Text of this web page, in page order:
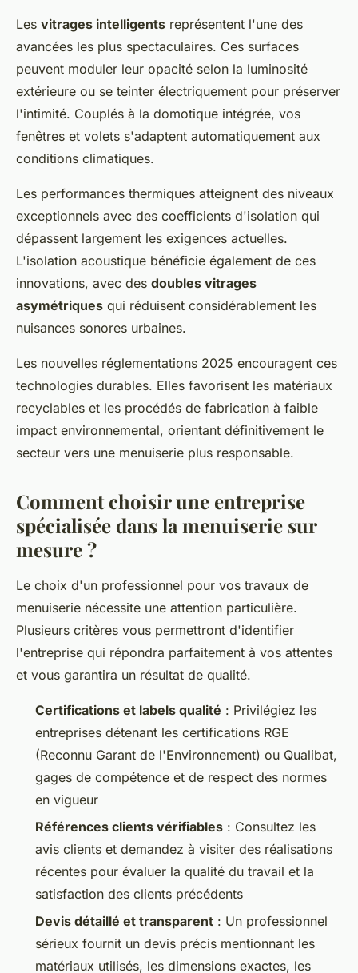
Les vitrages intelligents représentent l'une des
avancées les plus spectaculaires. Ces surfaces
peuvent moduler leur opacité selon la luminosité
extérieure ou se teinter électriquement pour préserver
l'intimité. Couplés à la domotique intégrée, vos
fenêtres et volets s'adaptent automatiquement aux
conditions climatiques.
Les performances thermiques atteignent des niveaux
exceptionnels avec des coefficients d'isolation qui
dépassent largement les exigences actuelles.
L'isolation acoustique bénéficie également de ces
innovations, avec des doubles vitrages
asymétriques qui réduisent considérablement les
nuisances sonores urbaines.
Les nouvelles réglementations 2025 encouragent ces
technologies durables. Elles favorisent les matériaux
recyclables et les procédés de fabrication à faible
impact environnemental, orientant définitivement le
secteur vers une menuiserie plus responsable.
Comment choisir une entreprise
spécialisée dans la menuiserie sur
mesure ?
Le choix d'un professionnel pour vos travaux de
menuiserie nécessite une attention particulière.
Plusieurs critères vous permettront d'identifier
l'entreprise qui répondra parfaitement à vos attentes
et vous garantira un résultat de qualité.
Certifications et labels qualité : Privilégiez les
entreprises détenant les certifications RGE
(Reconnu Garant de l'Environnement) ou Qualibat,
gages de compétence et de respect des normes
en vigueur
Références clients vérifiables : Consultez les
avis clients et demandez à visiter des réalisations
récentes pour évaluer la qualité du travail et la
satisfaction des clients précédents
Devis détaillé et transparent : Un professionnel
sérieux fournit un devis précis mentionnant les
matériaux utilisés, les dimensions exactes, les